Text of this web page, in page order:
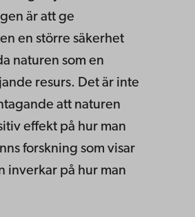
är att ge
en större säkerhet
naturen som en
resurs. Det är inte
att naturen
effekt på hur man
forskning som visar
inverkar på hur man